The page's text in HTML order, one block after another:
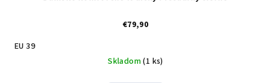
€79,90
EU 39
Skladom(1 ks)